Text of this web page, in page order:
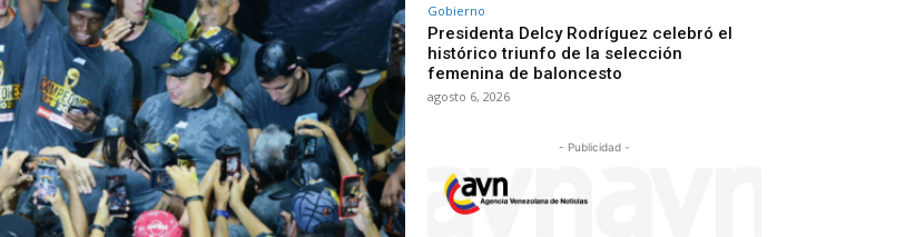
Gobierno
Presidenta Delcy Rodríguez celebró el
histórico triunfo de la selección
femenina de baloncesto
agosto 6, 2026
- Publicidad -